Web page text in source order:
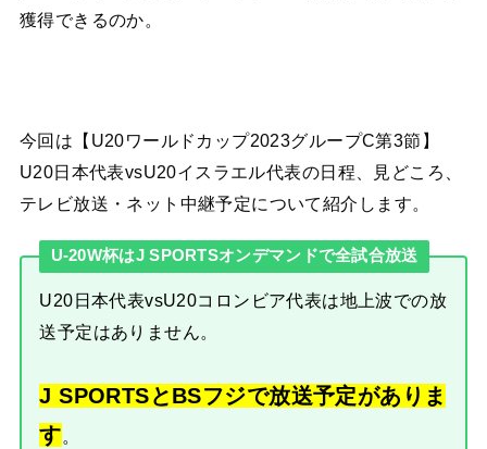
獲得できるのか。
今回は【U20ワールドカップ2023グループC第3節】
U20日本代表vsU20イスラエル代表の日程、見どころ、
テレビ放送・ネット中継予定について紹介します。
U-20W杯はJ SPORTSオンデマンドで全試合放送
U20日本代表vsU20コロンビア代表は地上波での放
送予定はありません。
J SPORTSとBSフジで放送予定がありま
す。